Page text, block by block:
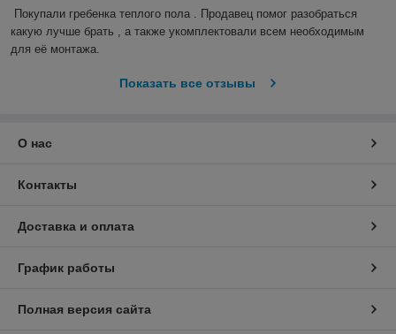
Покупали гребенка теплого пола . Продавец помог разобраться
какую лучше брать , а также укомплектовали всем необходимым
для её монтажа.
Показать все отзывы
О нас
Контакты
Доставка и оплата
График работы
Полная версия сайта